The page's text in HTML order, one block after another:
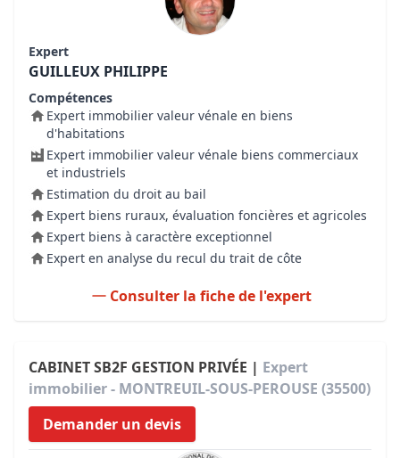
Expert
GUILLEUX PHILIPPE
Compétences
Expert immobilier valeur vénale en biens
d'habitations
Expert immobilier valeur vénale biens commerciaux
et industriels
Estimation du droit au bail
Expert biens ruraux, évaluation foncières et agricoles
Expert biens à caractère exceptionnel
Expert en analyse du recul du trait de côte
Consulter la fiche de l'expert
CABINET SB2F GESTION PRIVÉE | Expert
immobilier - MONTREUIL-SOUS-PEROUSE (35500)
Demander un devis